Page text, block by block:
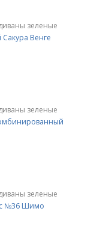
зеленые
Венге
зеленые
зеленые
№36 Шимо